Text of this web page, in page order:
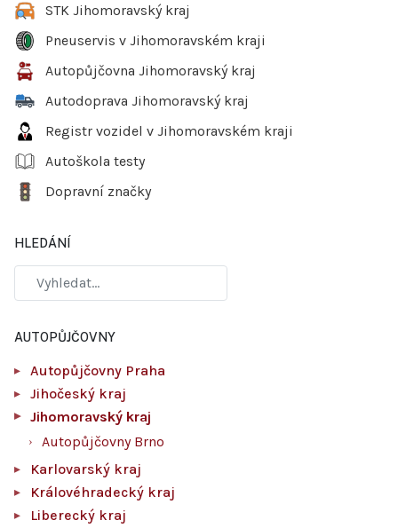
STK Jihomoravský kraj
Pneuservis v Jihomoravském kraji
Autopůjčovna Jihomoravský kraj
Autodoprava Jihomoravský kraj
Registr vozidel v Jihomoravském kraji
Autoškola testy
Dopravní značky
HLEDÁNÍ
AUTOPŮJČOVNY
Autopůjčovny Praha
Jihočeský kraj
Jihomoravský kraj
Autopůjčovny Brno
Karlovarský kraj
Královéhradecký kraj
Liberecký kraj